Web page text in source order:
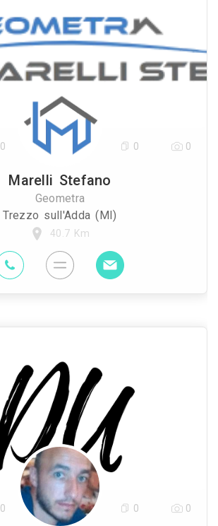
Marelli Stefano
Geometra
Trezzo sull'Adda (MI)
40.7 Km
0 0 0
0 0 0